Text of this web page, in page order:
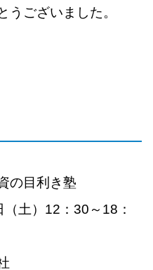
うございました。
の目利き塾
土）12：30～18：